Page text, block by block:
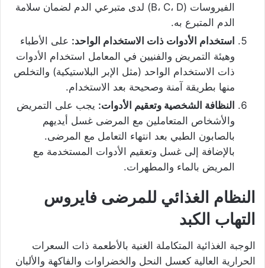
الفيروسات (B، C، D) لدى متبرعي الدم لضمان سلامة
الدم المتبرع به.
استخدام الأدوات ذات الاستخدام الواحد: على الأطباء
وهيئة التمريض والفنيين في المعامل استخدام الأدوات
ذات الاستخدام الواحد (مثل الإبر البلاستيكية) والتخلص
منها بطريقة آمنة وصحيحة بعد الاستخدام.
النظافة الشخصية وتعقيم الأدوات: يجب على التمريض
والأشخاص المتعاملين مع المرضى غسل أيديهم
بالصابون الطبي بعد انتهاء التعامل مع المرضى.
بالإضافة إلى غسل وتعقيم الأدوات المستخدمة مع
المريض بالماء والمطهرات.
النظام الغذائي للمرضى فايروس
التهاب الكبد
الوجبة الغذائية المتكاملة الغنية بالأطعمة ذات السعرات
الحرارية العالية كعسل النحل والخضراوات والفاكهة والألبان